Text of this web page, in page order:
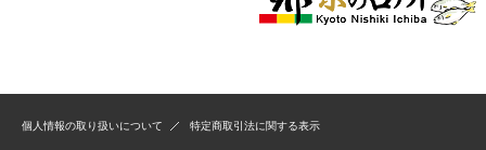
個人情報の取り扱いについて 特定商取引法に関する表示